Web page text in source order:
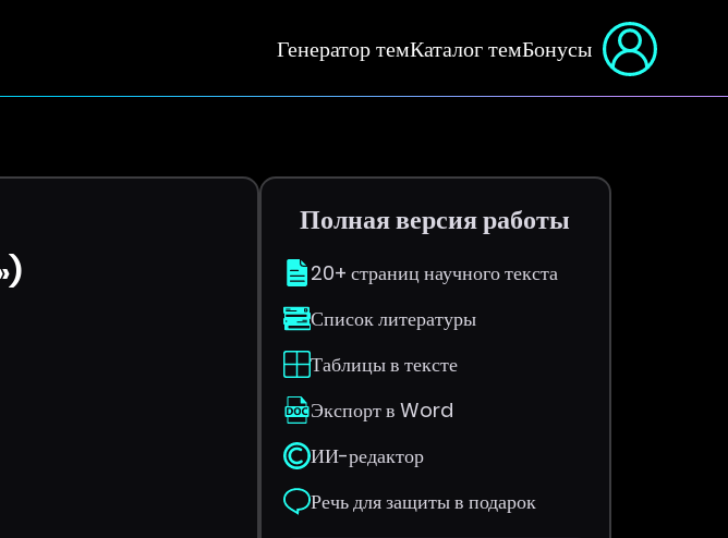
Генератор темКаталог темБонусы
Полная версия работы
20+ страниц научного текста
Список литературы
Таблицы в тексте
Экспорт в Word
ИИ-редактор
Речь для защиты в подарок